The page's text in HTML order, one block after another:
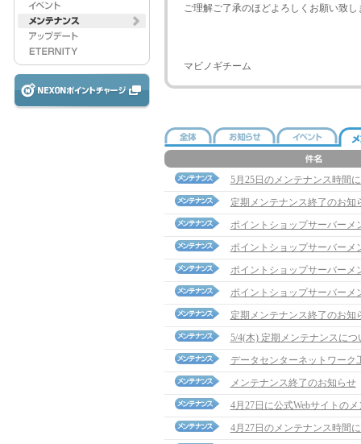
ご理解ご了承のほどよろしくお願い致し
マビノギチーム
5月25日のメンテナンス時間
定期メンテナンス終了のお知
ポイントショップサーバーメ
ポイントショップサーバーメ
ポイントショップサーバーメ
ポイントショップサーバーメ
定期メンテナンス終了のお知
5/4(木) 定期メンテナンスにつ
データセンターネットワーク
メンテナンス終了のお知らせ
4月27日に公式Webサイトの
4月27日のメンテナンス時間